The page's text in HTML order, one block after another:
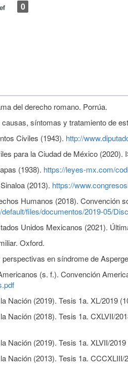
0
del derecho romano. Porrúa.
síntomas y tratamiento de
Civiles (1943). http://
para la Ciudad de México (2020).
(1938). https://leyes-mx.com/
(2013). https://
Humanos (2018). Convención
files/documentos/2019-05/
Unidos Mexicanos (2021).
Oxford.
en síndrome de
(s. f.). Convención
Nación (2019). Tesis 1a. XL/2019
Nación (2018). Tesis 1a. CXLVII/
Nación (2019). Tesis 1a. XLVII/
Nación (2013). Tesis 1a.